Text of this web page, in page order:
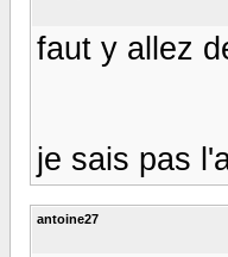
faut y allez
je sais pas
antoine27